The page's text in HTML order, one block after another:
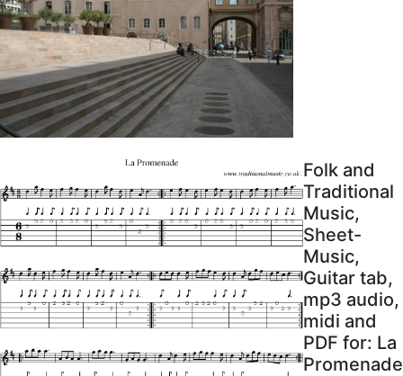
Folk and
Traditional
Music,
Sheet-
Music,
Guitar tab,
mp3 audio,
midi and
PDF for: La
Promenade